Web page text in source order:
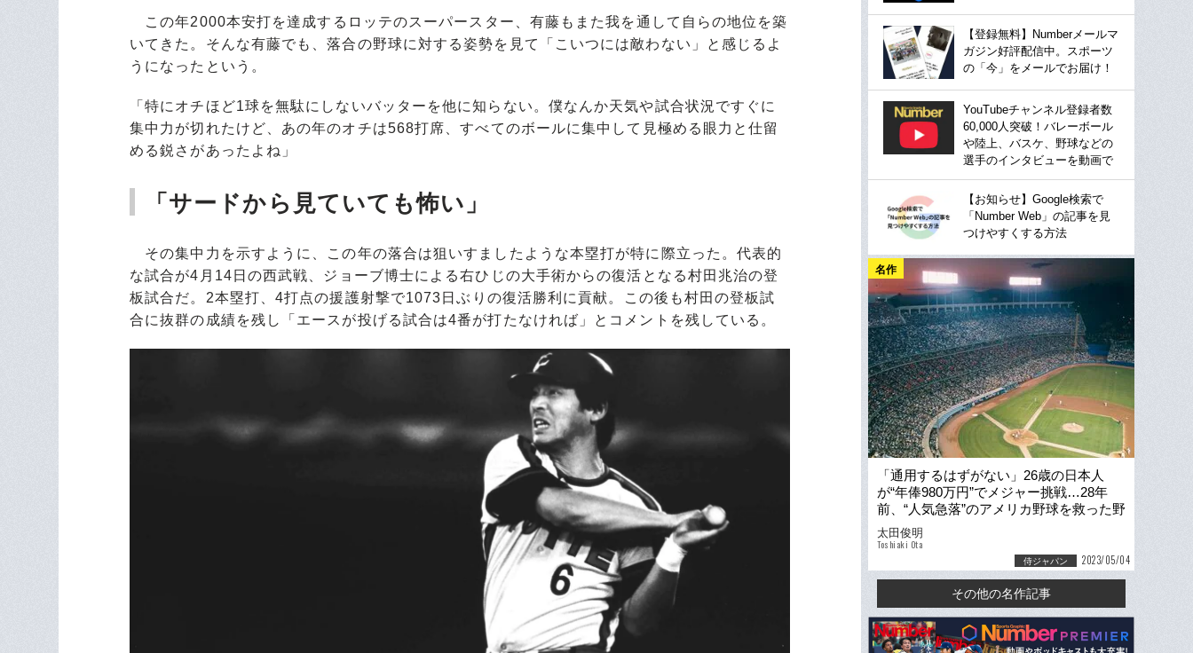
この年2000本安打を達成するロッテのスーパースター、有藤もまた我を通して自らの地位を築
いてきた。そんな有藤でも、落合の野球に対する姿勢を見て「こいつには敵わない」と感じるよ
うになったという。
「特にオチほど1球を無駄にしないバッターを他に知らない。僕なんか天気や試合状況ですぐに
集中力が切れたけど、あの年のオチは568打席、すべてのボールに集中して見極める眼力と仕留
める鋭さがあったよね」
「サードから見ていても怖い」
その集中力を示すように、この年の落合は狙いすましたような本塁打が特に際立った。代表的
な試合が4月14日の西武戦、ジョーブ博士による右ひじの大手術からの復活となる村田兆治の登
板試合だ。2本塁打、4打点の援護射撃で1073日ぶりの復活勝利に貢献。この後も村田の登板試
合に抜群の成績を残し「エースが投げる試合は4番が打たなければ」とコメントを残している。
【登録無料】Numberメールマ
ガジン好評配信中。スポーツ
の「今」をメールでお届け！
YouTubeチャンネル登録者数
60,000人突破！バレーボール
や陸上、バスケ、野球などの
選手のインタビューを動画で
【お知らせ】Google検索で
「Number Web」の記事を見
つけやすくする方法
名作
「通用するはずがない」26歳の日本人
が“年俸980万円”でメジャー挑戦…28年
前、“人気急落”のアメリカ野球を救った野
茂英雄の伝説
太田俊明
Toshiaki Ota
侍ジャパン 2023/05/04
その他の名作記事